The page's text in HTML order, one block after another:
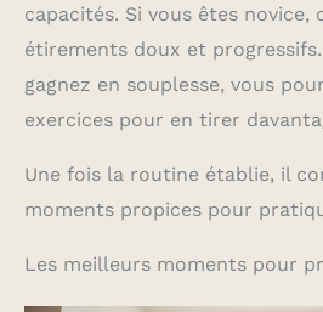
capacités. Si vous êtes novice,
étirements doux et
gagnez en souplesse, vous
exercices pour en tirer
Une fois la routine établie, il
moments propices pour
Les meilleurs moments pour